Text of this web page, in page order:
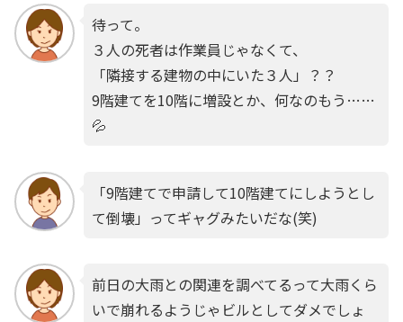
待って。
３人の死者は作業員じゃなくて、
「隣接する建物の中にいた３人」？？
9階建てを10階に増設とか、何なのもう……
💦
「9階建てで申請して10階建てにしようとし
て倒壊」ってギャグみたいだな(笑)
前日の大雨との関連を調べてるって大雨くら
いで崩れるようじゃビルとしてダメでしょ